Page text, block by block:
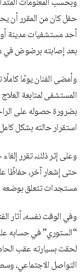
حفل كان من المقرر أن
أحد مستشفيات مدينة
بعد إصابته برضوض في
وأمضى الفنان يومًا
المستشفى لمتابعة
بضرورة حصوله على
استقرار حالته بشكل
وعلى إثر ذلك، تقرر
حتى إشعار آخر، حفاظًا
مستجدات تتعلق
وفي الوقت نفسه، أثار
“الستوري” في حسابه
لحقت بسيارته عقب
التواصل الاجتماعي،